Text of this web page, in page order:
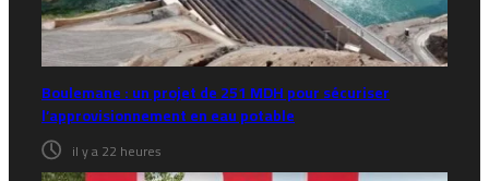
Boulemane : un projet de 251 MDH pour sécuriser
l’approvisionnement en eau potable
il y a 22 heures